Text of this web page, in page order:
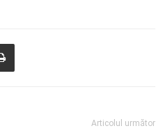
Articolul următor